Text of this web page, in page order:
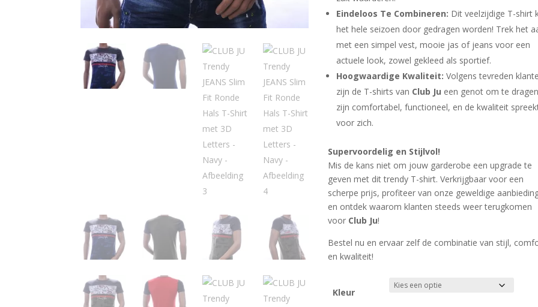
Eindeloos Te Combineren: Dit veelzijdige T-shirt
het hele seizoen door gedragen worden! Trek het
met een simpel vest, mooie jas of jeans voor een
actuele look, zowel gekleed als sportief.
Hoogwaardige Kwaliteit: Volgens tevreden
zijn de T-shirts van Club Ju een genot om te
zijn comfortabel, functioneel, en de kwaliteit
voor zich.
Supervoordelig en Stijlvol!
Mis de kans niet om jouw garderobe een upgrade te
geven met dit trendy T-shirt. Verkrijgbaar voor een
scherpe prijs, profiteer van onze geweldige
en ontdek waarom klanten steeds weer terugkomen
voor Club Ju!
Bestel nu en ervaar zelf de combinatie van stijl,
en kwaliteit!
Kleur